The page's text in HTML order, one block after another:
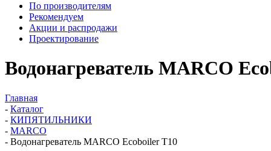
По производителям
Рекомендуем
Акции и распродажи
Проектирование
Водонагреватель MARCO
Главная
- Каталог
- КИПЯТИЛЬНИКИ
- MARCO
- Водонагреватель MARCO Ecoboiler Т10